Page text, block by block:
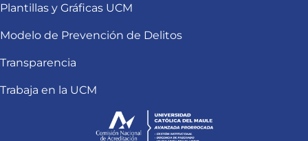
Plantillas y Gráficas UCM
Modelo de Prevención de Delitos
Transparencia
Trabaja en la UCM